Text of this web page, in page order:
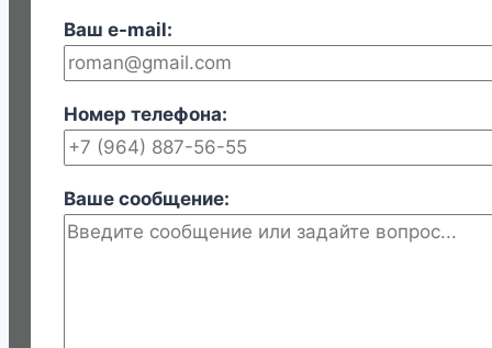
Ваш e-mail:
Номер телефона:
Ваше сообщение: